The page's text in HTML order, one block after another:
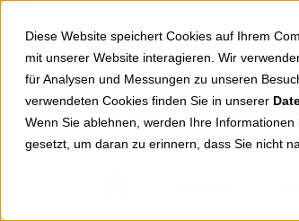
Diese Website speichert Cookies auf Ihrem
mit unserer Website interagieren. Wir
für Analysen und Messungen zu unseren
verwendeten Cookies finden Sie in unserer
Wenn Sie ablehnen, werden Ihre
gesetzt, um daran zu erinnern, dass Sie nicht
Springe zu Hauptinhalt